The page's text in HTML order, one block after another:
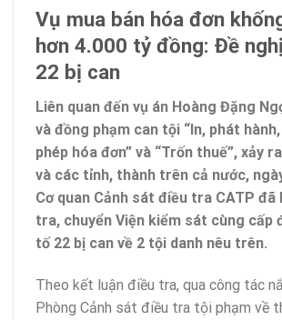
Vụ mua bán hóa đơn
hơn 4.000 tỷ đồng: Đề
22 bị can
Liên quan đến vụ án Hoàng Đặng
và đồng phạm can tội “In, phát
phép hóa đơn” và “Trốn thuế”, xảy
và các tỉnh, thành trên cả nước,
Cơ quan Cảnh sát điều tra CATP đã
tra, chuyển Viện kiểm sát cùng cấp
tố 22 bị can về 2 tội danh nêu trên.
Theo kết luận điều tra, qua công tác
Phòng Cảnh sát điều tra tội phạm về